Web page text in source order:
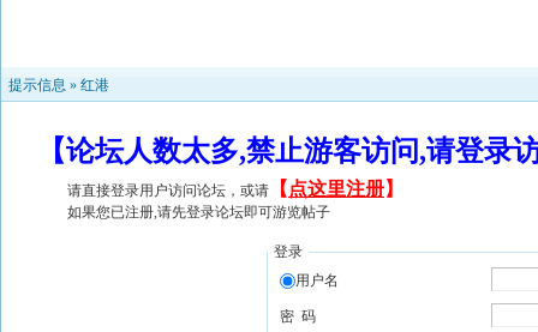
提示信息 » 红港
【论坛人数太多,禁止游客访问,请登
请直接登录用户访问论坛，或请 【 点这里注册】
如果您已注册,请先登录论坛即可游览帖子
登录
用户名
密 码